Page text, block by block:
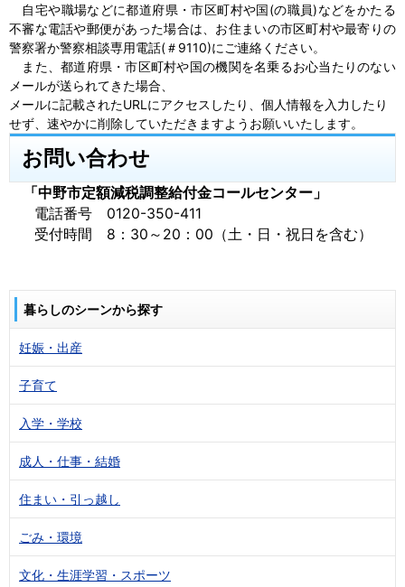
自宅や職場などに都道府県・市区町村や国(の職員)などをかたる
不審な電話や郵便があった場合は、お住まいの市区町村や最寄りの
警察署か警察相談専用電話(＃9110)にご連絡ください。
また、都道府県・市区町村や国の機関を名乗るお心当たりのない
メールが送られてきた場合、
メールに記載されたURLにアクセスしたり、個人情報を入力したり
せず、速やかに削除していただきますようお願いいたします。
お問い合わせ
「中野市定額減税調整給付金コールセンター」
電話番号 0120-350-411
受付時間 8：30～20：00（土・日・祝日を含む）
暮らしのシーンから探す
妊娠・出産
子育て
入学・学校
成人・仕事・結婚
住まい・引っ越し
ごみ・環境
文化・生涯学習・スポーツ